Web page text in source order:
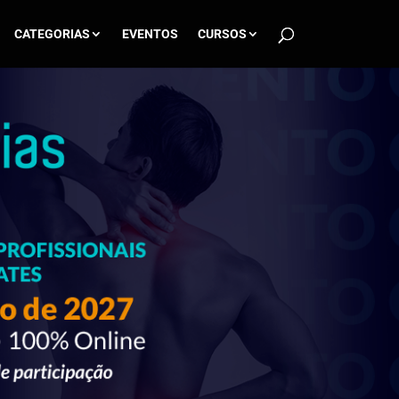
CATEGORIAS EVENTOS CURSOS